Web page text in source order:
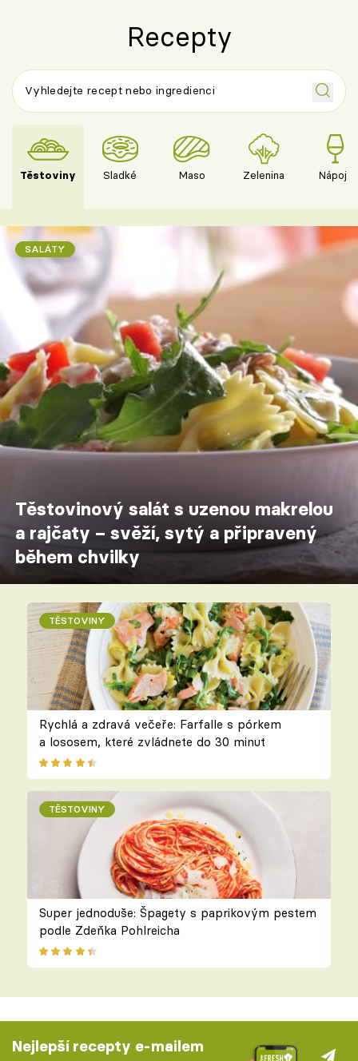
Recepty
Těstoviny Sladké Maso Zelenina Nápoje
SALÁTY
Těstovinový salát s uzenou makrelou
a rajčaty – svěží, sytý a připravený
během chvilky
TĚSTOVINY
Rychlá a zdravá večeře: Farfalle s pórkem
a lososem, které zvládnete do 30 minut
TĚSTOVINY
Super jednoduše: Špagety s paprikovým pestem
podle Zdeňka Pohlreicha
Nejlepší recepty e-mailem